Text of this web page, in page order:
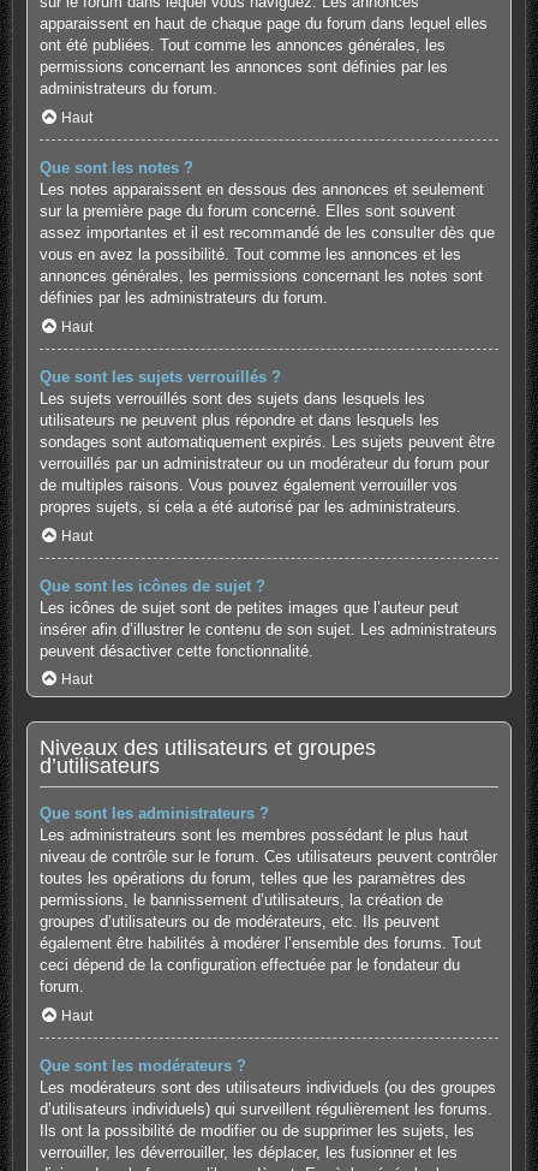
apparaissent en haut de chaque page du forum dans lequel elles
ont été publiées. Tout comme les annonces générales, les
permissions concernant les annonces sont définies par les
administrateurs du forum.
Haut
Que sont les notes ?
Les notes apparaissent en dessous des annonces et seulement
sur la première page du forum concerné. Elles sont souvent
assez importantes et il est recommandé de les consulter dès que
vous en avez la possibilité. Tout comme les annonces et les
annonces générales, les permissions concernant les notes sont
définies par les administrateurs du forum.
Haut
Que sont les sujets verrouillés ?
Les sujets verrouillés sont des sujets dans lesquels les
utilisateurs ne peuvent plus répondre et dans lesquels les
sondages sont automatiquement expirés. Les sujets peuvent être
verrouillés par un administrateur ou un modérateur du forum pour
de multiples raisons. Vous pouvez également verrouiller vos
propres sujets, si cela a été autorisé par les administrateurs.
Haut
Que sont les icônes de sujet ?
Les icônes de sujet sont de petites images que l’auteur peut
insérer afin d’illustrer le contenu de son sujet. Les administrateurs
peuvent désactiver cette fonctionnalité.
Haut
Niveaux des utilisateurs et groupes
d’utilisateurs
Que sont les administrateurs ?
Les administrateurs sont les membres possédant le plus haut
niveau de contrôle sur le forum. Ces utilisateurs peuvent contrôler
toutes les opérations du forum, telles que les paramètres des
permissions, le bannissement d’utilisateurs, la création de
groupes d’utilisateurs ou de modérateurs, etc. Ils peuvent
également être habilités à modérer l’ensemble des forums. Tout
ceci dépend de la configuration effectuée par le fondateur du
forum.
Haut
Que sont les modérateurs ?
Les modérateurs sont des utilisateurs individuels (ou des groupes
d’utilisateurs individuels) qui surveillent régulièrement les forums.
Ils ont la possibilité de modifier ou de supprimer les sujets, les
verrouiller, les déverrouiller, les déplacer, les fusionner et les